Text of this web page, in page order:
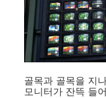
골목과 골목을 지
모니터가 잔뜩 들